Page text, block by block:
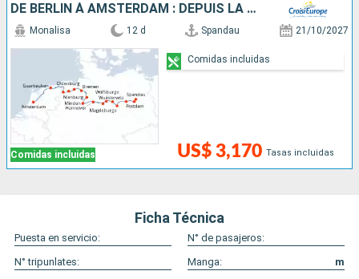
DE BERLIN À AMSTERDAM : DEPUIS LA CAPITALE ALLEMANDE VERS LA HOLLANDE ET SES CANAUX
Comidas incluidas
Monalisa 12 d Spandau 21/10/2027
US$ 3,170 Tasas incluidas
Comidas incluidas
Ficha Técnica
Puesta en servicio:
N° de pasajeros:
N° tripunlates:
Manga:
m